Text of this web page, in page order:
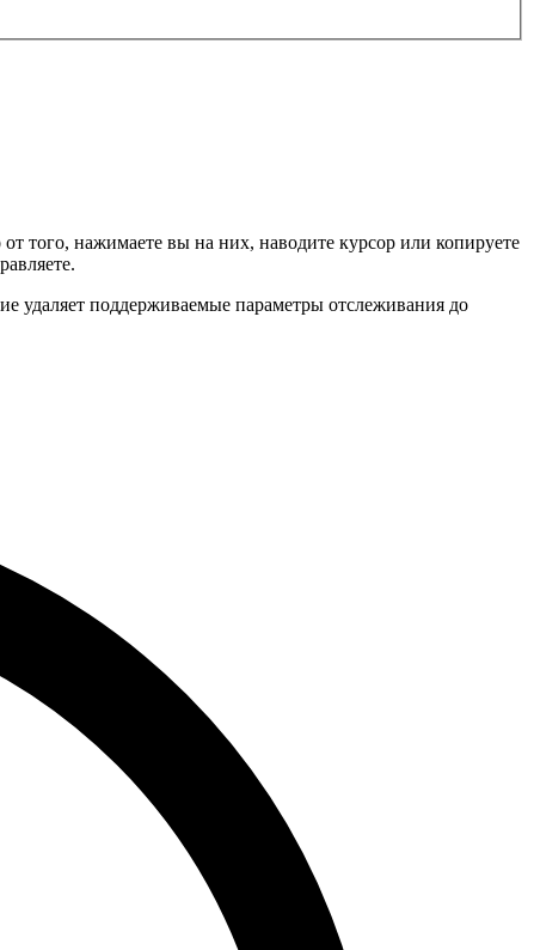
того, нажимаете вы на них, наводите курсор или копируете
удаляет поддерживаемые параметры отслеживания до